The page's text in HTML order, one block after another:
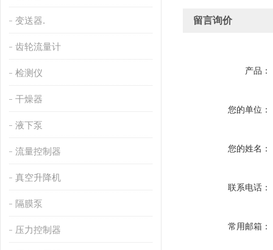
变送器.
齿轮流量计
检测仪
干燥器
液下泵
流量控制器
真空升降机
隔膜泵
压力控制器
留言询价
产品：
您的单位：
您的姓名：
联系电话：
常用邮箱：